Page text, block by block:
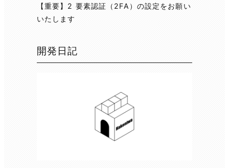
【重要】2 要素認証（2FA）の設定をお願い
いたします
開発日記